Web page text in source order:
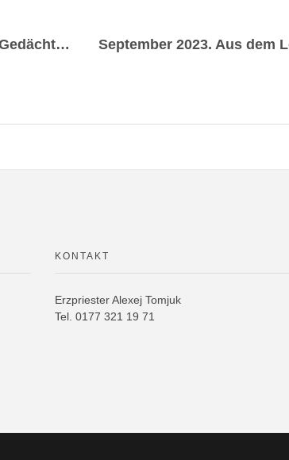
Juni 2023. Aus dem Leben der Gedächtniskirche.
KONTAKT
Erzpriester Alexej Tomjuk
Tel. 0177 321 19 71